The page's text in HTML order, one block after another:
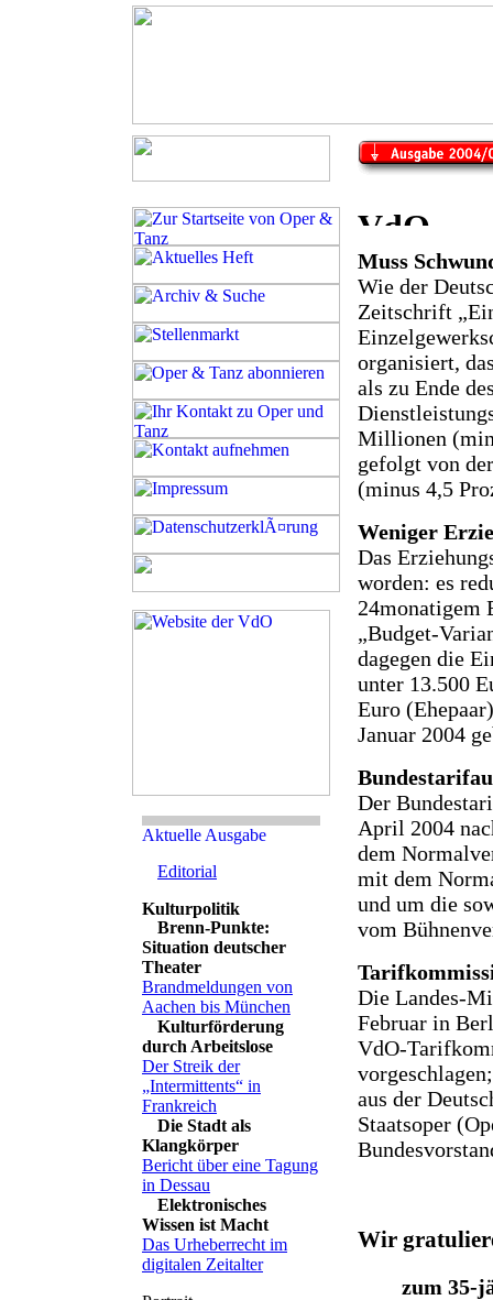
Editorial
Brenn-Punkte:
Situation deutscher
Theater
Brandmeldungen von
Aachen bis München
Kulturförderung
durch Arbeitslose
Der Streik der
„Intermittents“ in
Frankreich
Die Stadt als
Klangkörper
Bericht über eine Tagung
in Dessau
Elektronisches
Wissen ist Macht
Das Urheberrecht im
digitalen Zeitalter
Muss
Wie der
Zeitschrift
organisiert,
als zu Ende
Millionen
gefolgt von
(minus 4,5
Weniger
Das
worden: es
24monatigem
„Budget-
dagegen die
unter 13.500
Euro
Januar 2004
Der
April 2004
dem
mit dem
und um die
vom
Die Landes-
Februar in
VdO-
aus der
Staatsoper
Wir
zum 35-